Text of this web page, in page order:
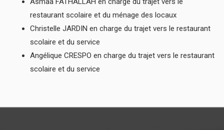
restaurant scolaire et du ménage des locaux
Christelle JARDIN en charge du trajet vers le restaurant
scolaire et du service
Angélique CRESPO en charge du trajet vers le restaurant
scolaire et du service